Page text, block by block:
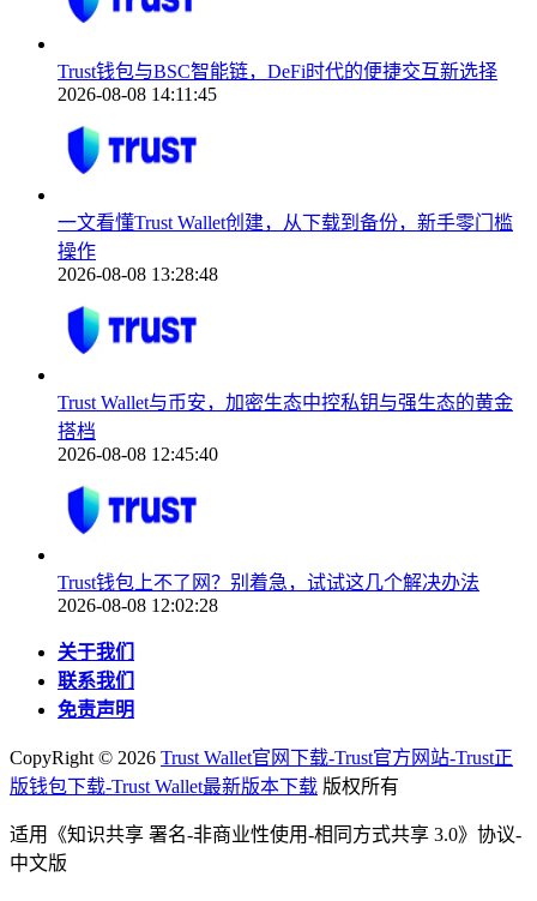
Trust钱包与BSC智能链，DeFi时代的便捷交互新选择
2026-08-08 14:11:45
一文看懂Trust Wallet创建，从下载到备份，新手零门槛
操作
2026-08-08 13:28:48
Trust Wallet与币安，加密生态中控私钥与强生态的黄金
搭档
2026-08-08 12:45:40
Trust钱包上不了网？别着急，试试这几个解决办法
2026-08-08 12:02:28
关于我们
联系我们
免责声明
CopyRight © 2026 Trust Wallet官网下载-Trust官方网站-Trust正
版钱包下载-Trust Wallet最新版本下载 版权所有
适用《知识共享 署名-非商业性使用-相同方式共享 3.0》协议-
中文版